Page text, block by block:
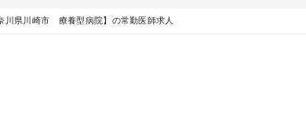
川県川崎市 療養型病院】の常勤医師求人